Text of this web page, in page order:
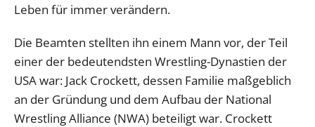
Leben für immer verändern.
Die Beamten stellten ihn einem Mann vor, der Teil
einer der bedeutendsten Wrestling-Dynastien der
USA war: Jack Crockett, dessen Familie maßgeblich
an der Gründung und dem Aufbau der National
Wrestling Alliance (NWA) beteiligt war. Crockett